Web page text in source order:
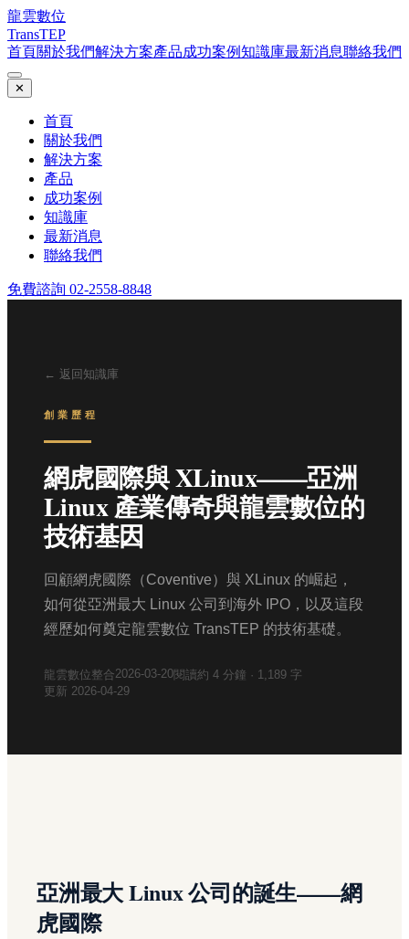
龍雲數位
TransTEP
首頁關於我們解決方案產品成功案例知識庫最新消息聯絡我們
✕
首頁
關於我們
解決方案
產品
成功案例
知識庫
最新消息
聯絡我們
免費諮詢 02-2558-8848
← 返回知識庫
創業歷程
網虎國際與 XLinux——亞洲
Linux 產業傳奇與龍雲數位的
技術基因
回顧網虎國際（Coventive）與 XLinux 的崛起，
如何從亞洲最大 Linux 公司到海外 IPO，以及這段
經歷如何奠定龍雲數位 TransTEP 的技術基礎。
龍雲數位整合2026-03-20閱讀約 4 分鐘 · 1,189 字
更新 2026-04-29
亞洲最大 Linux 公司的誕生——網
虎國際